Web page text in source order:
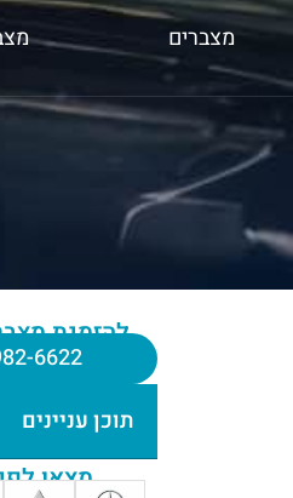
מצברים
להזמנת
6622
תוכן עניינים
מצאו